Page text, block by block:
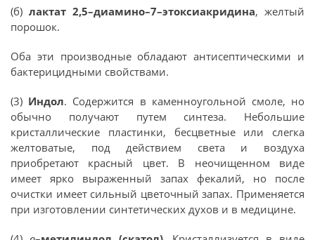
(б) лактат 2,5–диамино–7–этоксиакридина, желтый
порошок.
Оба эти производные обладают антисептическими и
бактерицидными свойствами.
(3) Индол. Содержится в каменноугольной смоле, но
обычно получают путем синтеза. Небольшие
кристаллические пластинки, бесцветные или слегка
желтоватые, под действием света и воздуха
приобретают красный цвет. В неочищенном виде
имеет ярко выраженный запах фекалий, но после
очистки имеет сильный цветочный запах. Применяется
при изготовлении синтетических духов и в медицине.